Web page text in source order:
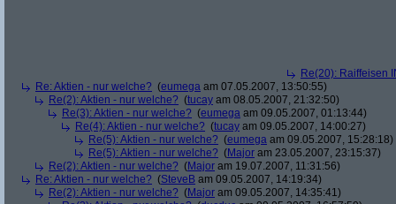
Re(20): Raiffeisen
Re: Aktien - nur welche? (eumega am 07.05.2007, 13:50:55)
Re(2): Aktien - nur welche? (tucay am 08.05.2007, 21:32:50)
Re(3): Aktien - nur welche? (eumega am 09.05.2007, 01:13:44)
Re(4): Aktien - nur welche? (tucay am 09.05.2007, 14:00:27)
Re(5): Aktien - nur welche? (eumega am 09.05.2007, 15:28:18)
Re(5): Aktien - nur welche? (Major am 23.05.2007, 23:15:37)
Re(2): Aktien - nur welche? (Major am 19.07.2007, 11:31:56)
Re: Aktien - nur welche? (SteveB am 09.05.2007, 14:19:34)
Re(2): Aktien - nur welche? (Major am 09.05.2007, 14:35:41)